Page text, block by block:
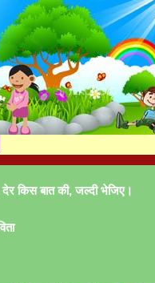
किस बात की, जल्दी भेजिए।